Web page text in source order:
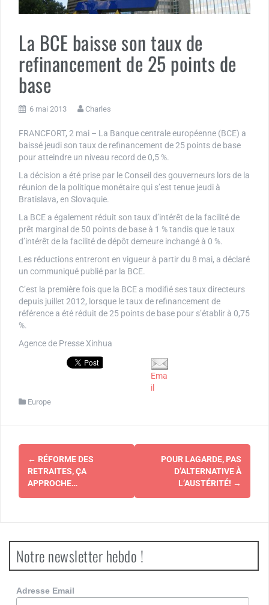
La BCE baisse son taux de
refinancement de 25 points de
base
6 mai 2013 Charles
FRANCFORT, 2 mai – La Banque centrale européenne (BCE) a
baissé jeudi son taux de refinancement de 25 points de base
pour atteindre un niveau record de 0,5 %.
La décision a été prise par le Conseil des gouverneurs lors de la
réunion de la politique monétaire qui s’est tenue jeudi à
Bratislava, en Slovaquie.
La BCE a également réduit son taux d’intérêt de la facilité de
prêt marginal de 50 points de base à 1 % tandis que le taux
d’intérêt de la facilité de dépôt demeure inchangé à 0 %.
Les réductions entreront en vigueur à partir du 8 mai, a déclaré
un communiqué publié par la BCE.
C’est la première fois que la BCE a modifié ses taux directeurs
depuis juillet 2012, lorsque le taux de refinancement de
référence a été réduit de 25 points de base pour s’établir à 0,75
%.
Agence de Presse Xinhua
Ema
il
Europe
Navigation
d'article
← RÉFORME DES
RETRAITES, ÇA
APPROCHE…
POUR LAGARDE, PAS
D’ALTERNATIVE À
L’AUSTÉRITÉ! →
Notre newsletter hebdo !
Adresse Email